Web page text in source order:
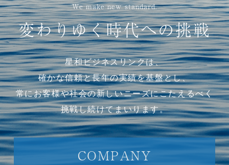
We make new standard.
変わりゆく時代への挑戦
星和ビジネスリンクは、
確かな信頼と長年の実績を基盤とし、
常にお客様や社会の新しいニーズにこたえるべく
挑戦し続けてまいります。
COMPANY